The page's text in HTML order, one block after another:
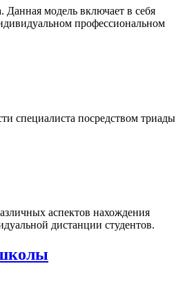
Данная модель включает в себя
профессиональном
специалиста посредством триады
аспектов нахождения
дистанции студентов.